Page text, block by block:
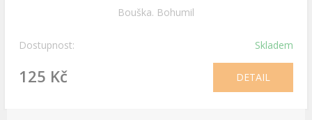
Bouška. Bohumil
Dostupnost: Skladem
125 Kč DETAIL